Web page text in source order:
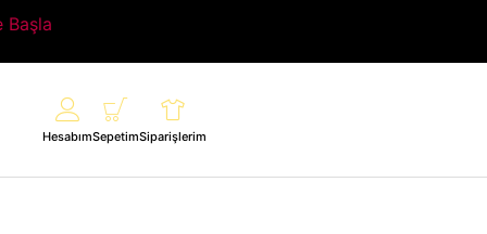
Başla
HesabımSepetimSiparişlerim